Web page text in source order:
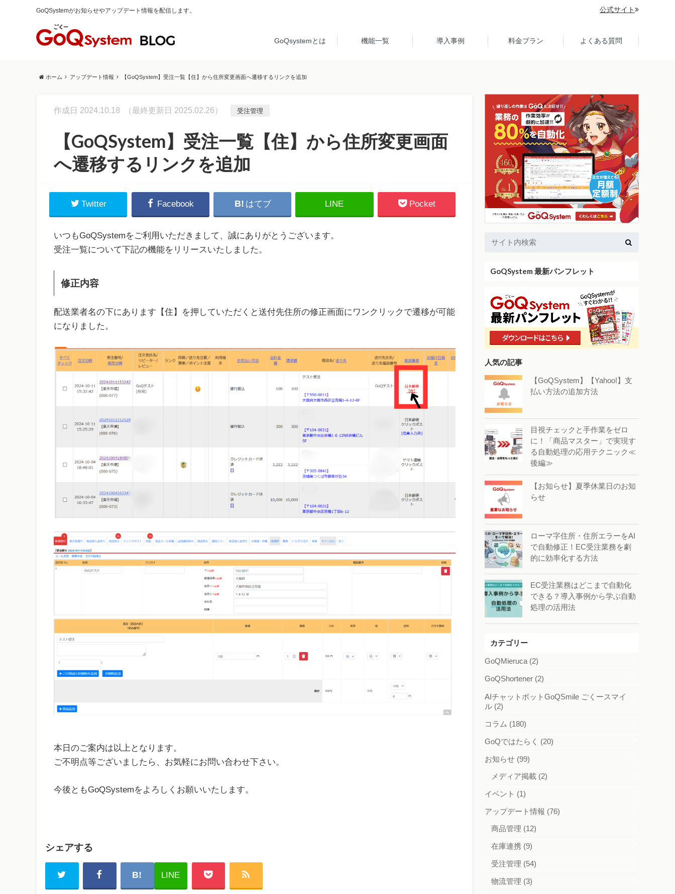
GoQSystemがお知らせやアップデート情報を配信します。 公式サイト
GoQsystemとは 機能一覧 導入事例 料金プラン よくある質問
ホーム アップデート情報 【GoQSystem】受注一覧【住】から住所変更画面へ遷移するリンクを追加
作成日 2024.10.18 （最終更新日 2025.02.26） 受注管理
【GoQSystem】受注一覧【住】から住所変更画面
へ遷移するリンクを追加
Twitter Facebook はてブ LINE Pocket
いつもGoQSystemをご利用いただきまして、誠にありがとうございます。
受注一覧について下記の機能をリリースいたしました。
修正内容
配送業者名の下にあります【住】を押していただくと送付先住所の修正画面にワンクリックで遷移が可能
になりました。
本日のご案内は以上となります。
ご不明点等ございましたら、お気軽にお問い合わせ下さい。
今後ともGoQSystemをよろしくお願いいたします。
シェアする
LINE
GoQSystem 最新パンフレット
人気の記事
【GoQSystem】【Yahoo!】支
払い方法の追加方法
目視チェックと手作業をゼロ
に！「商品マスター」で実現す
る自動処理の応用テクニック≪
後編≫
【お知らせ】夏季休業日のお知
らせ
ローマ字住所・住所エラーをAI
で自動修正！EC受注業務を劇
的に効率化する方法
EC受注業務はどこまで自動化
できる？導入事例から学ぶ自動
処理の活用法
カテゴリー
GoQMieruca (2)
GoQShortener (2)
AIチャットボットGoQSmile ごくースマイ
ル (2)
コラム (180)
GoQではたらく (20)
お知らせ (99)
メディア掲載 (2)
イベント (1)
アップデート情報 (76)
商品管理 (12)
在庫連携 (9)
受注管理 (54)
物流管理 (3)